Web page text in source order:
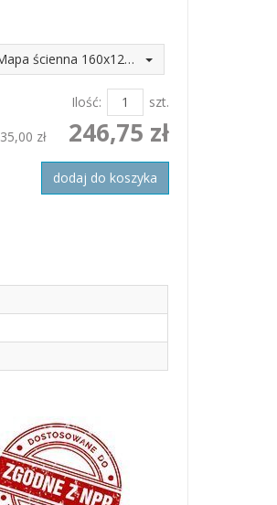
ścienna 160x120 (246,75 zł)
Ilość:
szt.
zł 246,75 zł
dodaj do koszyka